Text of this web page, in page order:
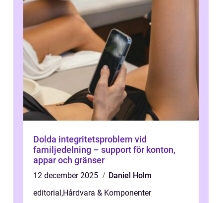
Dolda integritetsproblem vid
familjedelning – support för konton,
appar och gränser
12 december 2025
Daniel Holm
editorial,Hårdvara & Komponenter